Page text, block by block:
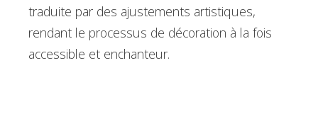
traduite par des ajustements artistiques,
rendant le processus de décoration à la fois
accessible et enchanteur.